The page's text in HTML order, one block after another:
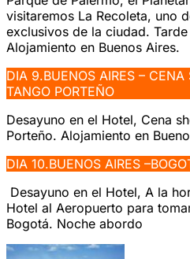
visitaremos La Recoleta, uno
exclusivos de la ciudad.
Alojamiento en Buenos Aires.
DIA 9.BUENOS AIRES –
TANGO PORTEÑO
Desayuno en el Hotel, Cena
Porteño. Alojamiento en
DIA 10.BUENOS AIRES
Desayuno en el Hotel, A la
Hotel al Aeropuerto para
Bogotá. Noche abordo